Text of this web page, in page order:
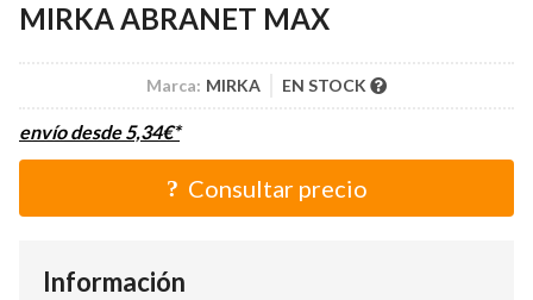
MIRKA ABRANET MAX
Marca: MIRKA EN STOCK
envío desde5,34€*
Consultar precio
Información